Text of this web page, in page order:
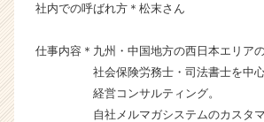
が
く
就
活
サ
社内での呼ばれ方＊松末さん
仕事内容＊九州・中国地方の西日本エリア
社会保険労務士・司法書士を中心
経営コンサルティング。
自社メルマガシステムのカスタマー